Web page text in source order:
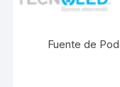
Fuente de